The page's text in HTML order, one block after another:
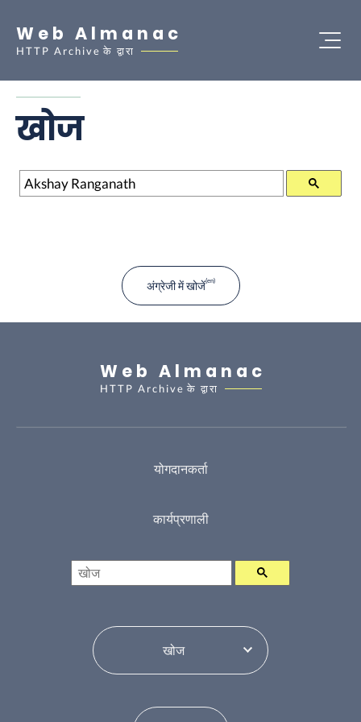
Web Almanac
HTTP Archive के द्वारा
खोज
खोज
अंग्रेजी में खोजें
Web Almanac
HTTP Archive के द्वारा
योगदानकर्ता
कार्यप्रणाली
खोज
विषय सूची परिवर्तन करें